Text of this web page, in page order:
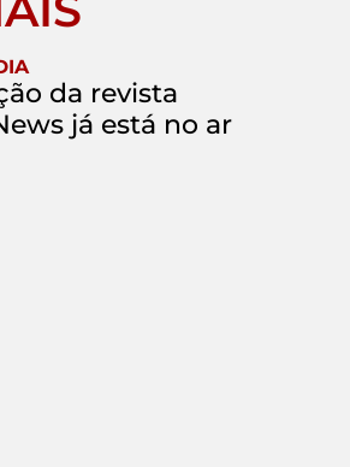
da revista
já está no ar